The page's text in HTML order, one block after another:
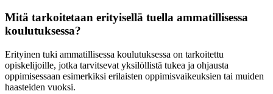
Mitä tarkoitetaan erityisellä tuella ammatillisessa
koulutuksessa?
Erityinen tuki ammatillisessa koulutuksessa on tarkoitettu
opiskelijoille, jotka tarvitsevat yksilöllistä tukea ja ohjausta
oppimisessaan esimerkiksi erilaisten oppimisvaikeuksien tai muiden
haasteiden vuoksi.